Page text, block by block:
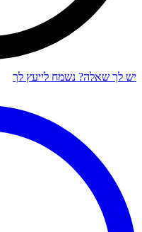
לך שאלה? נשמח לייעץ לך